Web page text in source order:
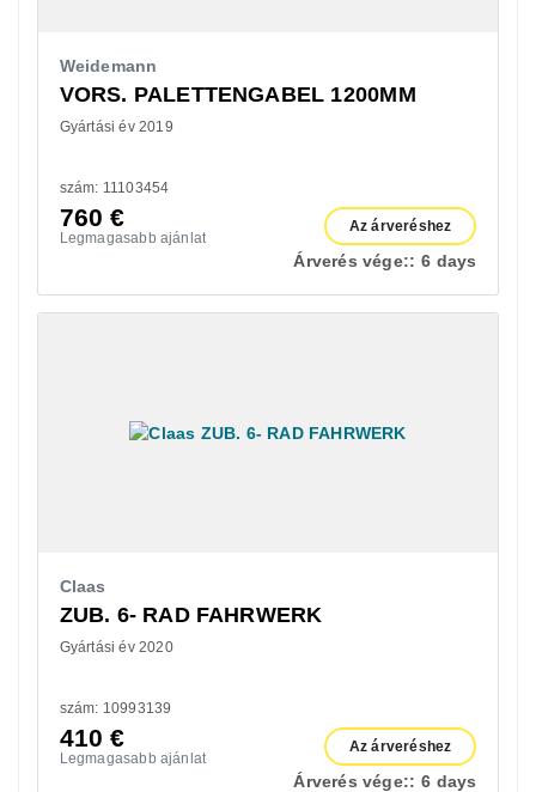
Weidemann
VORS. PALETTENGABEL 1200MM
Gyártási év 2019
szám: 11103454
760€
Legmagasabb ajánlat
Az árveréshez
Árverés vége:: 6 days
Claas
ZUB. 6- RAD FAHRWERK
Gyártási év 2020
szám: 10993139
410€
Legmagasabb ajánlat
Az árveréshez
Árverés vége:: 6 days